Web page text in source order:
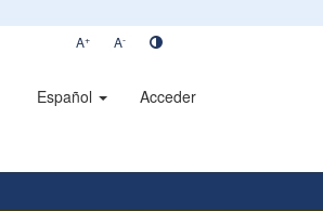
A+ A-
Español Acceder